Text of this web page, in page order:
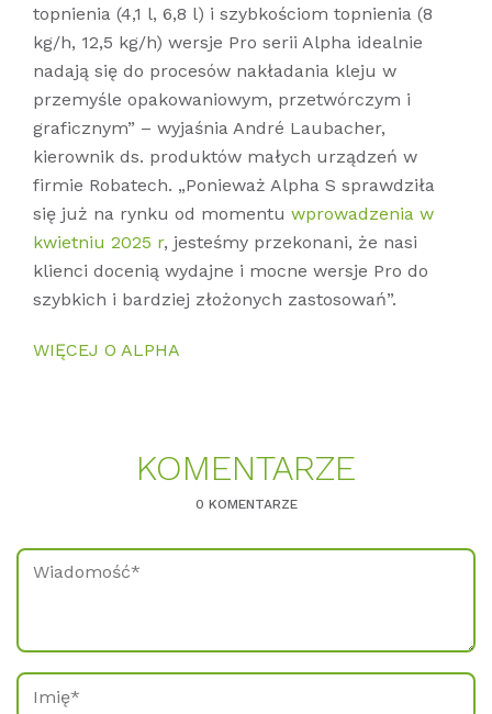
topnienia (4,1 l, 6,8 l) i szybkościom topnienia (8
kg/h, 12,5 kg/h) wersje Pro serii Alpha idealnie
nadają się do procesów nakładania kleju w
przemyśle opakowaniowym, przetwórczym i
graficznym” – wyjaśnia André Laubacher,
kierownik ds. produktów małych urządzeń w
firmie Robatech. „Ponieważ Alpha S sprawdziła
się już na rynku od momentu wprowadzenia w
kwietniu 2025 r, jesteśmy przekonani, że nasi
klienci docenią wydajne i mocne wersje Pro do
szybkich i bardziej złożonych zastosowań”.
WIĘCEJ O ALPHA
KO­MEN­TAR­ZE
0 KOMENTARZE